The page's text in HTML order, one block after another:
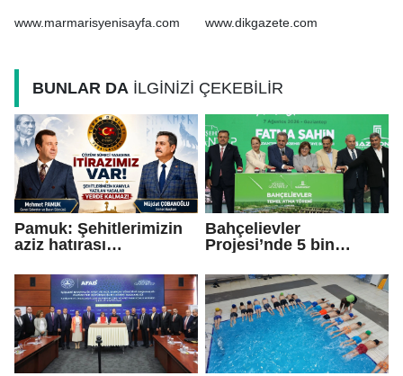
www.marmarisyenisayfa.com
genişleten
www.dikgazete.com
BUNLAR DA İLGİNİZİ ÇEKEBİLİR
Pamuk: Şehitlerimizin
aziz hatırası
gazilerimizin
fedakârlıkları
gölgelenmesin
Bahçelievler
Projesi’nde 5 bin